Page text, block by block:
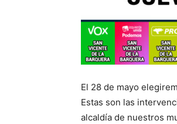
El 28 de mayo
Estas son las
alcaldía de nuestros